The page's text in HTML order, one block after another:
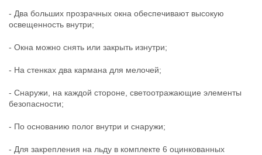
- Два больших прозрачных окна обеспечивают высокую
освещенность внутри;
- Окна можно снять или закрыть изнутри;
- На стенках два кармана для мелочей;
- Снаружи, на каждой стороне, светоотражающие элементы
безопасности;
- По основанию полог внутри и снаружи;
- Для закрепления на льду в комплекте 6 оцинкованных